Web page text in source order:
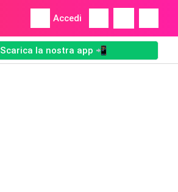
Accedi
Scarica la nostra app 📲